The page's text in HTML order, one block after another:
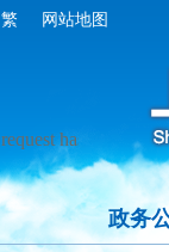
繁 网站地图
政务